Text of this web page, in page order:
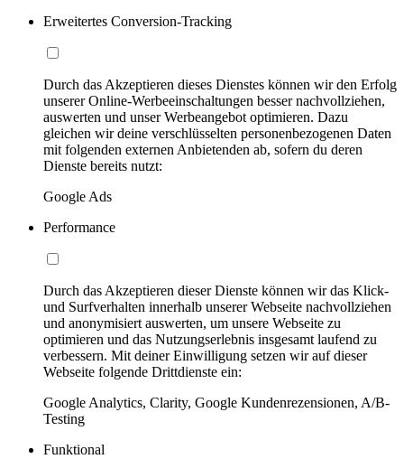
Erweitertes Conversion-Tracking
Durch das Akzeptieren dieses Dienstes können wir den Erfolg
unserer Online-Werbeeinschaltungen besser nachvollziehen,
auswerten und unser Werbeangebot optimieren. Dazu
gleichen wir deine verschlüsselten personenbezogenen Daten
mit folgenden externen Anbietenden ab, sofern du deren
Dienste bereits nutzt:
Google Ads
Performance
Durch das Akzeptieren dieser Dienste können wir das Klick-
und Surfverhalten innerhalb unserer Webseite nachvollziehen
und anonymisiert auswerten, um unsere Webseite zu
optimieren und das Nutzungserlebnis insgesamt laufend zu
verbessern. Mit deiner Einwilligung setzen wir auf dieser
Webseite folgende Drittdienste ein:
Google Analytics, Clarity, Google Kundenrezensionen, A/B-
Testing
Funktional